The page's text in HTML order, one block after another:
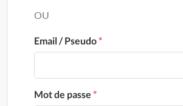
OU
Email / Pseudo*
Mot de passe *